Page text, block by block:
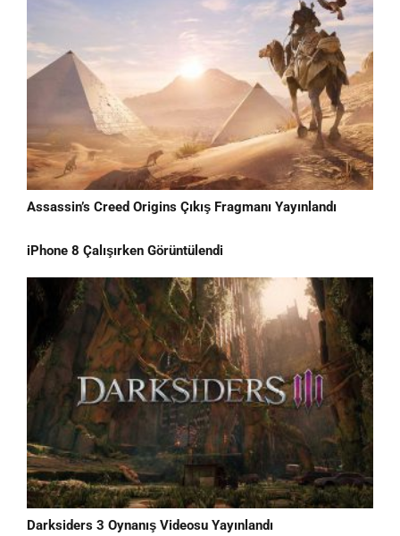
Assassin’s Creed Origins Çıkış Fragmanı Yayınlandı
iPhone 8 Çalışırken Görüntülendi
Darksiders 3 Oynanış Videosu Yayınlandı